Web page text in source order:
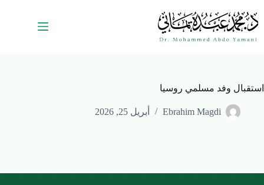
استقبال وفد مسلمي روسيا
Ebrahim Magdi أبريل 25, 2026